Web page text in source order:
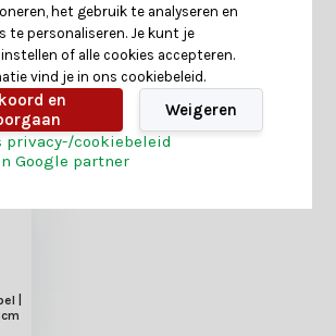
in deze recent bekeken
|
het gebruik te analyseren en
te personaliseren. Je kunt je
of alle cookies accepteren.
vind je in ons cookiebeleid.
en
Weigeren
privacy-/cookiebeleid
Google partner